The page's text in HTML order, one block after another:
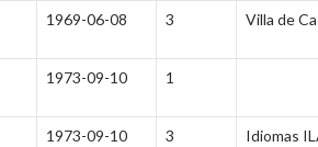
1969-06-08 3 Villa de
1973-09-10 1
1973-09-10 3 Idiomas